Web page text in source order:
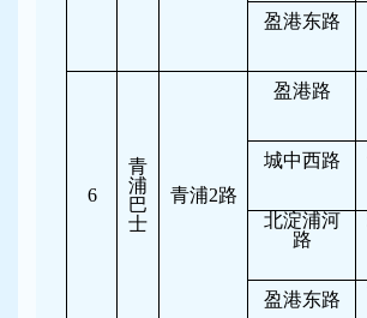
盈港东路
6
青
浦
巴
士
青浦2路
盈港路
城中西路
北淀浦河
路
盈港东路